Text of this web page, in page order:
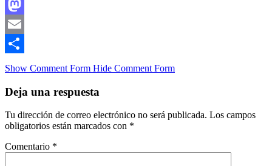
Facebook
Mastodon
Email
Compartir
Show Comment Form Hide Comment Form
Deja una respuesta
Tu dirección de correo electrónico no será publicada. Los campos
obligatorios están marcados con *
Comentario *